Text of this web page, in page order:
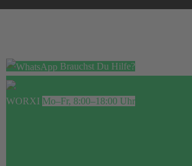
Brauchst Du Hilfe?
WORXI Mo–Fr, 8:00–18:00 Uhr